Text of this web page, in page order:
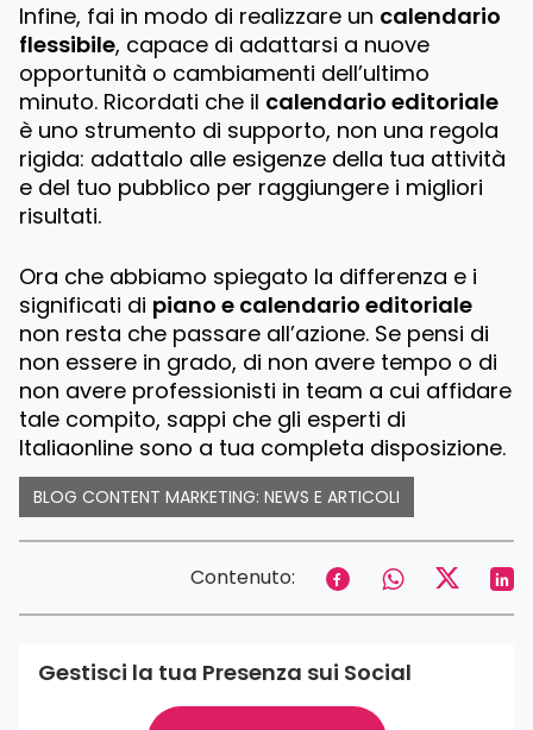
Infine, fai in modo di realizzare un calendario
flessibile, capace di adattarsi a nuove
opportunità o cambiamenti dell’ultimo
minuto. Ricordati che il calendario editoriale
è uno strumento di supporto, non una regola
rigida: adattalo alle esigenze della tua attività
e del tuo pubblico per raggiungere i migliori
risultati.
Ora che abbiamo spiegato la differenza e i
significati di piano e calendario editoriale
non resta che passare all’azione. Se pensi di
non essere in grado, di non avere tempo o di
non avere professionisti in team a cui affidare
tale compito, sappi che gli esperti di
Italiaonline sono a tua completa disposizione.
BLOG CONTENT MARKETING: NEWS E ARTICOLI
Contenuto:
Gestisci la tua Presenza sui Social